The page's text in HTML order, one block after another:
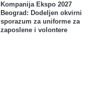
Kompanija Ekspo 2027
Beograd: Dodeljen okvirni
sporazum za uniforme za
zaposlene i volontere